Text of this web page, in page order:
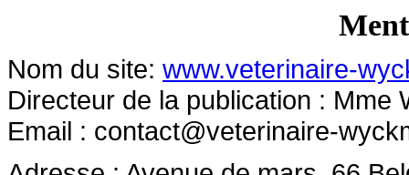
Nom du site: www.veterinaire-
Directeur de la publication : Mme
Email : contact@veterinaire-